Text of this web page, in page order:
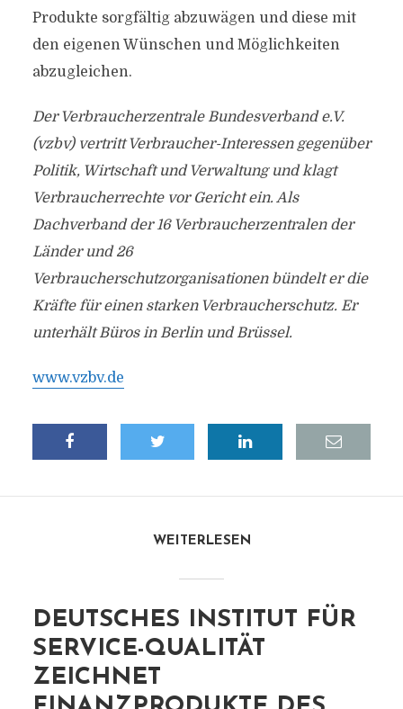
Produkte sorgfältig abzuwägen und diese mit
den eigenen Wünschen und Möglichkeiten
abzugleichen.
Der Verbraucherzentrale Bundesverband e.V.
(vzbv) vertritt Verbraucher-Interessen gegenüber
Politik, Wirtschaft und Verwaltung und klagt
Verbraucherrechte vor Gericht ein. Als
Dachverband der 16 Verbraucherzentralen der
Länder und 26
Verbraucherschutzorganisationen bündelt er die
Kräfte für einen starken Verbraucherschutz. Er
unterhält Büros in Berlin und Brüssel.
www.vzbv.de
WEITERLESEN
DEUTSCHES INSTITUT FÜR
SERVICE-QUALITÄT
ZEICHNET